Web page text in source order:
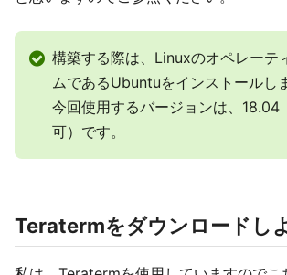
構築する際は、Linuxのオペレーテ
ムであるUbuntuをインストールし
今回使用するバージョンは、18.04
可）です。
Teratermをダウンロードし